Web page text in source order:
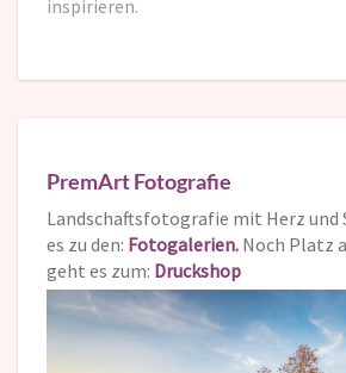
inspirieren.
PremArt Fotografie
Landschaftsfotografie mit Herz und
es zu den: Fotogalerien. Noch Platz
geht es zum: Druckshop